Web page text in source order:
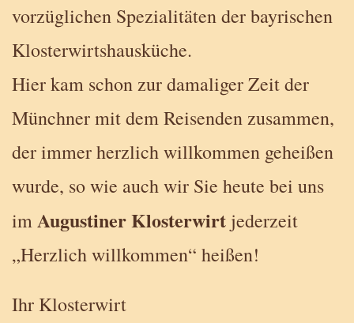
vorzüglichen Spezialitäten der bayrischen
Klosterwirtshausküche.
Hier kam schon zur damaliger Zeit der
Münchner mit dem Reisenden zusammen,
der immer herzlich willkommen geheißen
wurde, so wie auch wir Sie heute bei uns
imAugustiner Klosterwirt jederzeit
„Herzlich willkommen“ heißen!
Ihr Klosterwirt